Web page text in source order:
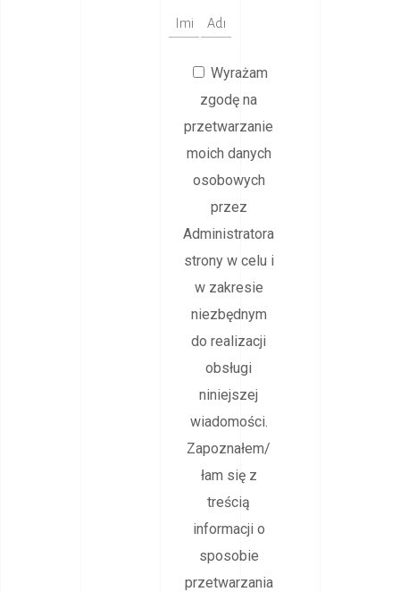
Wyrażam
zgodę na
przetwarzanie
moich danych
osobowych
przez
Administratora
strony w celu i
w zakresie
niezbędnym
do realizacji
obsługi
niniejszej
wiadomości.
Zapoznałem/
łam się z
treścią
informacji o
sposobie
przetwarzania